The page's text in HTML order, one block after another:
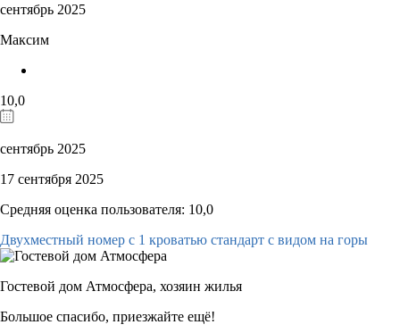
сентябрь 2025
Максим
10,0
сентябрь 2025
17 сентября 2025
Средняя оценка пользователя: 10,0
Двухместный номер с 1 кроватью стандарт с видом на горы
Гостевой дом Атмосфера, хозяин жилья
Большое спасибо, приезжайте ещё!